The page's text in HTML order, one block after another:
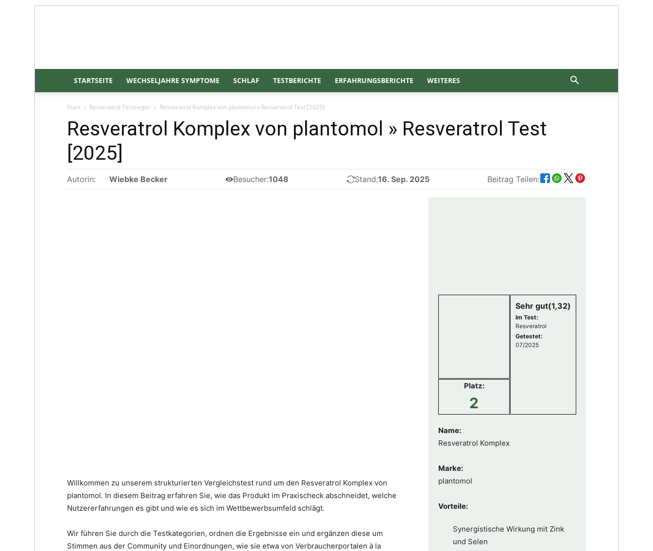
Gesundgelesen
STARTSEITE WECHSELJAHRE SYMPTOME SCHLAF TESTBERICHTE ERFAHRUNGSBERICHTE WEITERES
Start Resveratrol Testsieger Resveratrol Komplex von plantomol » Resveratrol Test [2025]
Resveratrol Komplex von plantomol » Resveratrol Test
[2025]
Autorin: Wiebke Becker Besucher:1048 Stand:16. Sep. 2025 Beitrag Teilen:
Willkommen zu unserem strukturierten Vergleichstest rund um den Resveratrol Komplex von
plantomol. In diesem Beitrag erfahren Sie, wie das Produkt im Praxischeck abschneidet, welche
Nutzererfahrungen es gibt und wie es sich im Wettbewerbsumfeld schlägt.
Wir führen Sie durch die Testkategorien, ordnen die Ergebnisse ein und ergänzen diese um
Stimmen aus der Community und Einordnungen, wie sie etwa von Verbraucherportalen à la
Platz:
2
Sehr gut(1,32)
Im Test:
Resveratrol
Getestet:
07/2025
Name:
Resveratrol Komplex
Marke:
plantomol
Vorteile:
Synergistische Wirkung mit Zink
und Selen